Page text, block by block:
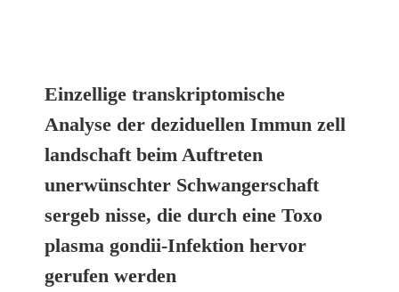
Einzellige transkriptomische
Analyse der deziduellen Immun zell
landschaft beim Auftreten
unerwünschter Schwangerschaft
sergeb nisse, die durch eine Toxo
plasma gondii-Infektion hervor
gerufen werden